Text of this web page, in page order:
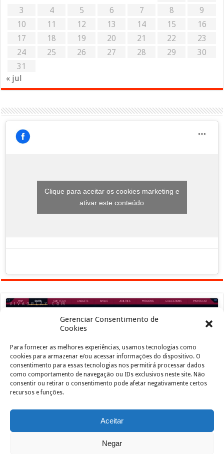
Gerenciar Consentimento de
Cookies
Para fornecer as melhores experiências, usamos tecnologias como
cookies para armazenar e/ou acessar informações do dispositivo. O
consentimento para essas tecnologias nos permitirá processar dados
como comportamento de navegação ou IDs exclusivos neste site. Não
consentir ou retirar o consentimento pode afetar negativamente certos
recursos e funções.
Aceitar
Negar
3
4 5 6 7 8
9
10
11 12 13 14 15
16
17
18 19 20 21 22
23
24
25 26 27 28 29
30
31
« jul
Clique para aceitar os cookies marketing e
ativar este conteúdo
Clique para aceitar os cookies marketing e
ativar este conteúdo